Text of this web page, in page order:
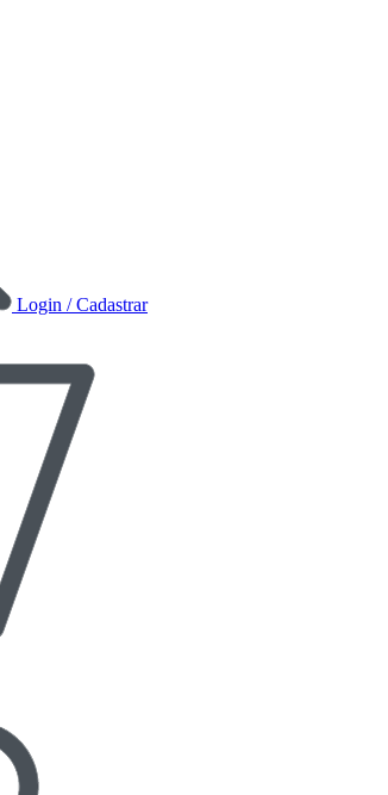
Login / Cadastrar